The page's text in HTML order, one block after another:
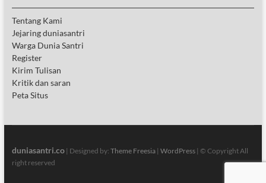
Tentang Kami
Jejaring duniasantri
Warga Dunia Santri
Register
Kirim Tulisan
Kritik dan saran
Peta Situs
duniasantri.co| Designed by: Theme Freesia| WordPress| © Copyright All
right reserved